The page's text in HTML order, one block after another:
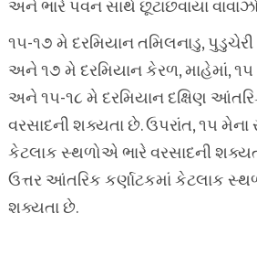
અને ભારે પવન સાથે છૂટાછવાયા
૧૫-૧૭ મે દરમિયાન તમિલનાડુ,
અને ૧૭ મે દરમિયાન કેરળ, માહેમાં, ૧૫
અને ૧૫-૧૮ મે દરમિયાન દક્ષિણ
વરસાદની શક્યતા છે. ઉપરાંત, ૧૫ મેના
કેટલાક સ્થળોએ ભારે વરસાદની
ઉત્તર આંતરિક કર્ણાટકમાં કેટલાક
શક્યતા છે.